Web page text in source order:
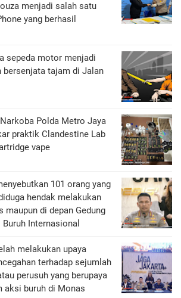
menjadi salah satu
yang berhasil
sepeda motor menjadi
bersenjata tajam di Jalan
Polda Metro Jaya
praktik Clandestine Lab
vape
101 orang yang
hendak melakukan
maupun di depan Gedung
Internasional
melakukan upaya
terhadap sejumlah
perusuh yang berupaya
aksi buruh di Monas